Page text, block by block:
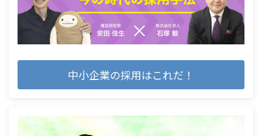
中小企業の採用はこれだ！